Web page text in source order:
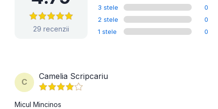
29 recenzii
3 stele
0
2 stele
0
1 stele
0
C
Camelia Scripcariu
Micul Mincinos